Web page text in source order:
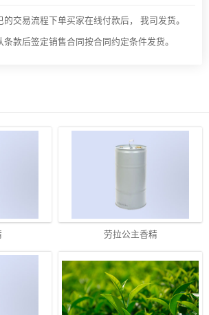
的交易流程下单买家在线付款后， 我司发货。
条款后签定销售合同按合同约定条件发货。
劳拉公主香精